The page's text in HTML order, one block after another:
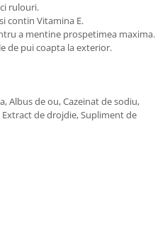
rulouri.
contin Vitamina E.
a mentine prospetimea maxima.
de pui coapta la exterior.
Albus de ou, Cazeinat de sodiu,
de drojdie, Supliment de